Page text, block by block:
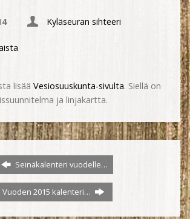
Kyläseuran sihteeri
lisää Vesiosuuskunta-sivulta. Siellä on
ja linjakartta.
Seinäkalenteri vuodelle…
Vuoden 2015 kalenteri…